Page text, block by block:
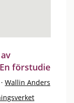
förstudie
· Wallin Anders